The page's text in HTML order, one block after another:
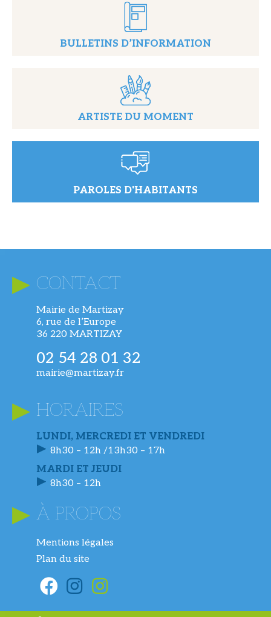
BULLETINS D’INFORMATION
ARTISTE DU MOMENT
PAROLES D'HABITANTS
CONTACT
Mairie de Martizay
6, rue de l’Europe
36 220 MARTIZAY
02 54 28 01 32
mairie@martizay.fr
HORAIRES
LUNDI, MERCREDI ET VENDREDI
8h30 – 12h /13h30 – 17h
MARDI ET JEUDI
8h30 – 12h
À PROPOS
Mentions légales
Plan du site